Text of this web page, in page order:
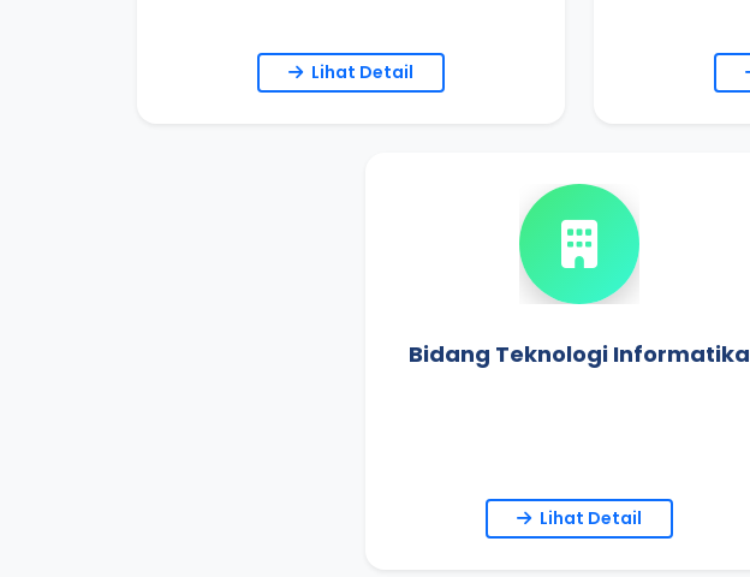
Lihat Detail
Bidang Teknologi Informatika
Lihat Detail